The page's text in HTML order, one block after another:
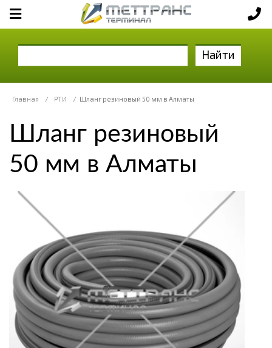
Найти
Главная / РТИ / Шланг резиновый 50 мм в Алматы
Шланг резиновый
50 мм в Алматы